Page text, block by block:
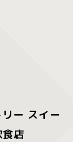
ー スイー
店